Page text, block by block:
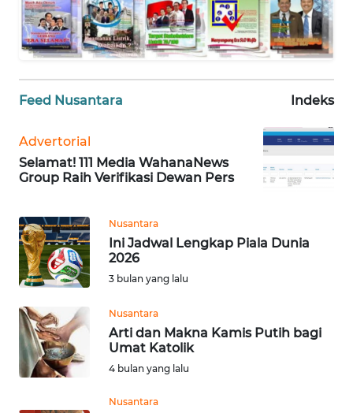
Feed Nusantara Indeks
Advertorial
Selamat! 111 Media WahanaNews
Group Raih Verifikasi Dewan Pers
Nusantara
Ini Jadwal Lengkap Piala Dunia
2026
3 bulan yang lalu
Nusantara
Arti dan Makna Kamis Putih bagi
Umat Katolik
4 bulan yang lalu
Nusantara
WN
KEPRI
PAPUA
BARAT
RIAU
WN
SERAMBI
WN
JAMBI
WN